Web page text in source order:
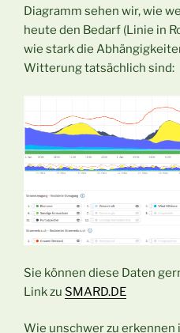
Diagramm sehen wir, wie
heute den Bedarf (Linie in
wie stark die
Witterung tatsächlich sind:
Sie können diese Daten
Link zu SMARD.DE
Wie unschwer zu